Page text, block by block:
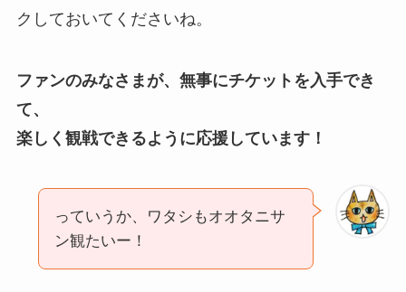
クしておいてくださいね。
ファンのみなさまが、無事にチケットを入手でき
て、
楽しく観戦できるように応援しています！
っていうか、ワタシもオオタニサ
ン観たいー！